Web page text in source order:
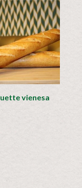
vienesa